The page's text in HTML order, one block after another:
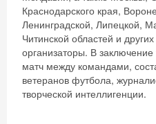
Краснодарского края,
Ленинградской, Липецкой,
Читинской областей и
организаторы. В заключение
матч между командами,
ветеранов футбола,
творческой интеллигенции.